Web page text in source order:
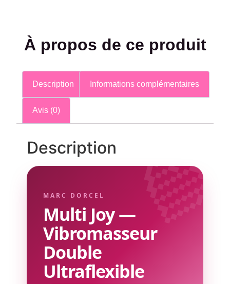
À propos de ce produit
Description Informations complémentaires
Avis (0)
Description💜
MARC DORCEL
Multi Joy —
Vibromasseur
Double
Ultraflexible